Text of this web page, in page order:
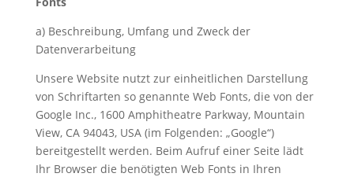
a) Beschreibung, Umfang und Zweck der
Datenverarbeitung
Unsere Website nutzt zur einheitlichen Darstellung
von Schriftarten so genannte Web Fonts, die von der
Google Inc., 1600 Amphitheatre Parkway, Mountain
View, CA 94043, USA (im Folgenden: „Google“)
bereitgestellt werden. Beim Aufruf einer Seite lädt
Ihr Browser die benötigten Web Fonts in Ihren